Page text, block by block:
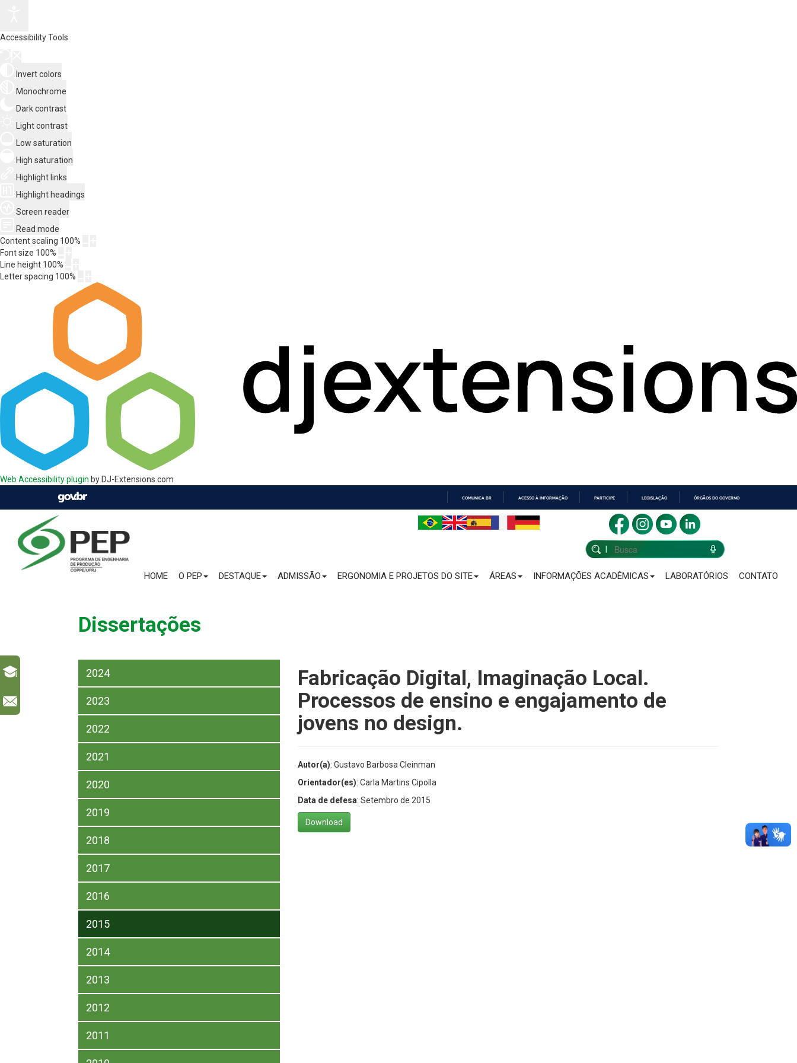
Accessibility Tools
Invert colors
Monochrome
Dark contrast
Light contrast
Low saturation
High saturation
Highlight links
Highlight headings
Screen reader
Read mode
Content scaling 100%
Font size 100%
Line height 100%
Letter spacing 100%
Web Accessibility plugin by DJ-Extensions.com
COMUNICA BR ACESSO À INFORMAÇÃO PARTICIPE LEGISLAÇÃO ÓRGÃOS DO GOVERNO
HOME O PEP DESTAQUE ADMISSÃO ERGONOMIA E PROJETOS DO SITE ÁREAS INFORMAÇÕES ACADÊMICAS LABORATÓRIOS CONTATO
Dissertações
2024
2023
2022
2021
2020
2019
2018
2017
2016
2015
2014
2013
2012
2011
Fabricação Digital, Imaginação Local.
Processos de ensino e engajamento de
jovens no design.
Autor(a): Gustavo Barbosa Cleinman
Orientador(es): Carla Martins Cipolla
Data de defesa: Setembro de 2015
Download